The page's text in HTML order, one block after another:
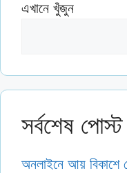
এখানে খুঁজুন
সর্বশেষ পোস্ট
অনলাইনে আয় বিকাশে